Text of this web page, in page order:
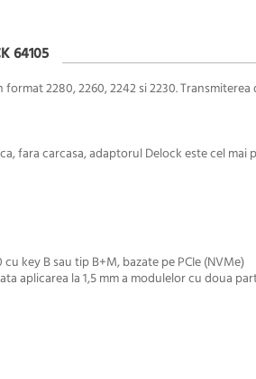
64105
2280, 2260, 2242 si 2230.
fara carcasa, adaptorul Delock este cel
key B sau tip B+M, bazate pe PCIe (NVMe)
aplicarea la 1,5 mm a modulelor cu doua